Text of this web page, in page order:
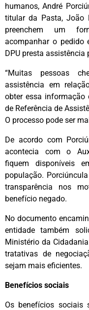
humanos, André
titular da Pasta, João
preenchem um
acompanhar o pedido
DPU presta assistência
“Muitas pessoas
assistência em
obter essa informação
de Referência de
O processo pode ser
De acordo com
acontecia com o
fiquem disponíveis
população.
transparência nos
benefício negado.
No documento
entidade também
Ministério da
tratativas de
sejam mais eficientes.
Benefícios sociais
Os benefícios sociais